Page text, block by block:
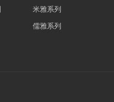
米雅系列
儒雅系列